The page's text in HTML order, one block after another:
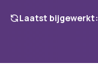
Laatst bijgewerkt: